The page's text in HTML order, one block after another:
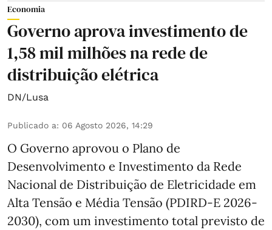
Economia
Governo aprova investimento de
1,58 mil milhões na rede de
distribuição elétrica
DN/Lusa
Publicado a: 06 Agosto 2026, 14:29
O Governo aprovou o Plano de
Desenvolvimento e Investimento da Rede
Nacional de Distribuição de Eletricidade em
Alta Tensão e Média Tensão (PDIRD-E 2026-
2030), com um investimento total previsto de